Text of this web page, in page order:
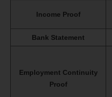
Income Proof
Bank Statement
Employment Continuity
Proof